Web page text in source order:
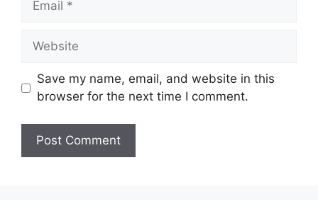
Website
Save my name, email, and website in this
browser for the next time I comment.